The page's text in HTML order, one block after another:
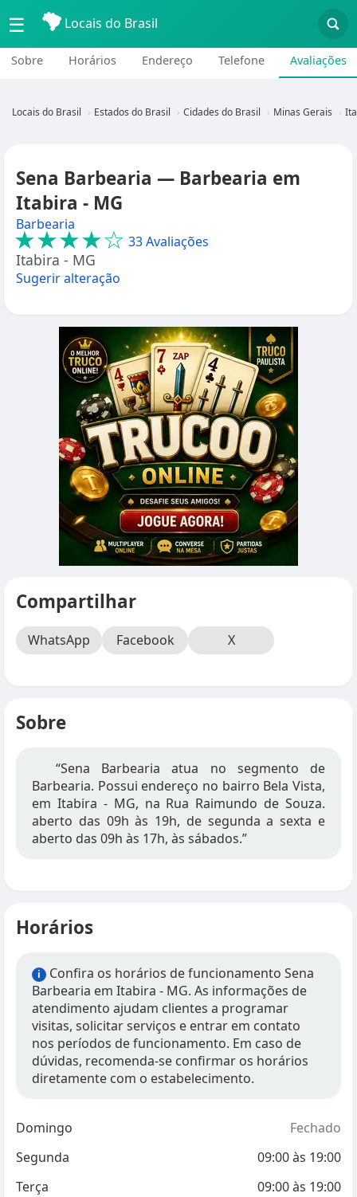
☰ Locais do Brasil
Sobre Horários Endereço Telefone Avaliações
Locais do Brasil Estados do Brasil Cidades do Brasil Minas Gerais
Sena Barbearia — Barbearia em
Itabira - MG
Barbearia
★★★★☆ 33 Avaliações
Itabira - MG
Sugerir alteração
Compartilhar
WhatsApp Facebook X
Sobre
“Sena Barbearia atua no segmento de
Barbearia. Possui endereço no bairro Bela Vista,
em Itabira - MG, na Rua Raimundo de Souza.
aberto das 09h às 19h, de segunda a sexta e
aberto das 09h às 17h, às sábados.”
Horários
i
Confira os horários de funcionamento Sena
Barbearia em Itabira - MG. As informações de
atendimento ajudam clientes a programar
visitas, solicitar serviços e entrar em contato
nos períodos de funcionamento. Em caso de
dúvidas, recomenda-se confirmar os horários
diretamente com o estabelecimento.
Domingo
Fechado
Segunda
09:00às 19:00
Terça
09:00às 19:00